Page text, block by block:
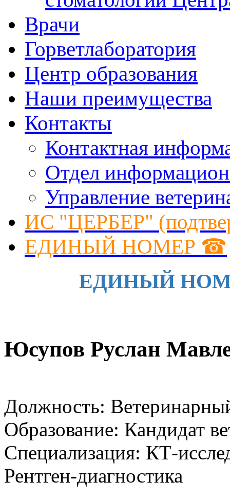
Врачи
Горветлаборатория
Центр образования
Наши преимущества
Контакты
Контактная
Отдел
Управление
ИС "ЦЕРБЕР"
ЕДИНЫЙ НОМЕР ☎
ЕДИНЫЙ
Юсупов Руслан
Должность:
Образование: Кандидат
Специализация: КТ-
Рентген-диагностика